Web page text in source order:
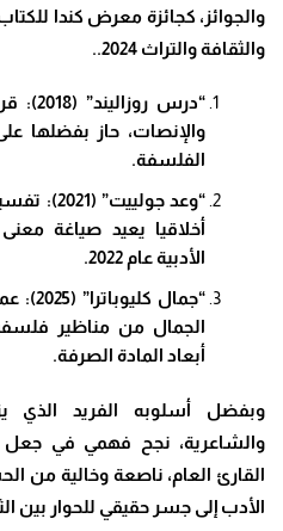
والثقافة والتراث 2024..
“درس
والإنصات، حاز بفضلها
الفلسفة.
“وعد
أخلاقيا يعيد صياغة معنى
الأدبية عام 2022.
“جمال
الجمال من مناظير
أبعاد المادة الصرفة.
وبفضل أسلوبه الفريد الذي
والشاعرية، نجح فهمي في جعل
القارئ العام، ناصعة وخالية من
الأدب إلى جسر حقيقي للحوار بين